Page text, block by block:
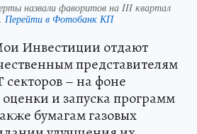
назвали фаворитов на III квартал
Перейти в Фотобанк КП
Инвестиции отдают
представителям
– на фоне
и запуска программ
бумагам газовых